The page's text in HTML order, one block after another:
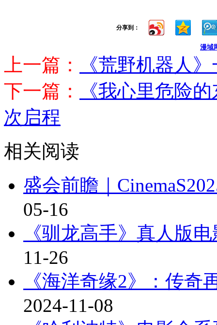
《荒野机器人
下一篇：
《我心里危险
次启程
相关阅读
盛会前瞻｜
05-16
《驯龙高手》真人版
11-26
《海洋奇缘2》：传奇
2024-11-08
《哈利波特》电影全
2024-10-31